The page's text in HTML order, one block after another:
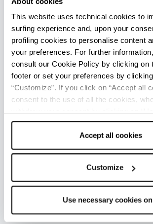
This website uses technical cookies to
surfing experience and, upon your
profiling cookies to personalise content
your preferences. For further
consult our Cookie Policy by clicking on
footer or set your preferences by
“Customize”. If you click on “Accept all
consent to the use of all the cookies,
cookies only” and only the technical
correct functioning of the website will be
Accept all cookies
Customize
Use necessary cookies
Alto Reno Terme
Leggi di Più
UFFICI INFORMAZIONE TURISTICA
Alto Reno Terme - Porretta Terme -
Accoglienza Turistica (IAT)